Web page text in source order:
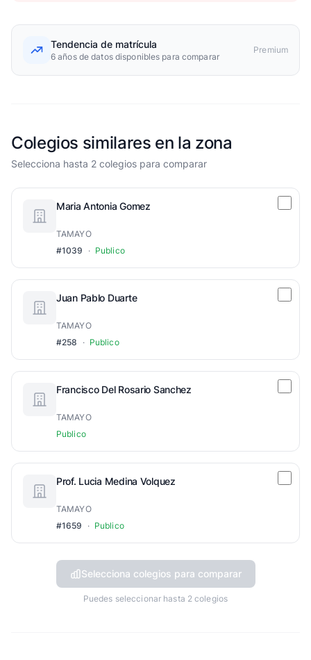
Tendencia de matrícula
6 años de datos disponibles para comparar
Premium
Colegios similares en la zona
Selecciona hasta 2 colegios para comparar
Maria Antonia Gomez
TAMAYO
#1039
· Publico
Juan Pablo Duarte
TAMAYO
#258
· Publico
Francisco Del Rosario Sanchez
TAMAYO
Publico
Prof. Lucia Medina Volquez
TAMAYO
#1659
· Publico
Selecciona colegios para comparar
Puedes seleccionar hasta 2 colegios